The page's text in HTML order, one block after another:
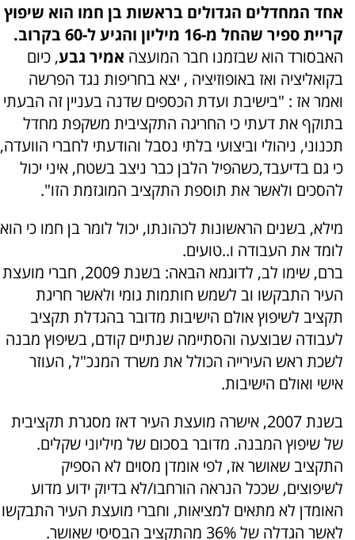
אחד המחדלים הגדולים בראשות בן חמו הוא שיפוץ
קריית ספיר שהחל מ-16 מיליון והגיע ל-60 בקרוב.
האבסורד הוא שבזמנו חבר המועצה אמיר גבע, כיום
בקואליציה ואז באופוזיציה , יצא בחריפות נגד הפרשה
ואמר אז : "בישיבת ועדת הכספים שדנה בעניין זה הבעתי
בתוקף את דעתי כי החריגה התקציבית משקפת מחדל
תכנוני, ניהולי וביצועי בלתי נסבל והודעתי לחברי הוועדה,
כי גם בדיעבד,כשהפיל הלבן כבר ניצב בשטח, איני יכול
להסכים ולאשר את תוספת התקציב המוגזמת הזו".
מילא, בשנים הראשונות לכהונתו, יכול לומר בן חמו כי הוא
לומד את העבודה ו..טועים.
ברם, שימו לב, לדוגמא הבאה: בשנת 2009, חברי מועצת
העיר התבקשו וב לשמש חותמות גומי ולאשר חריגת
תקציב לשיפוץ אולם הישיבות מדובר בהגדלת תקציב
לעבודה שבוצעה והסתיימה שנתיים קודם, בשיפוץ מבנה
לשכת ראש העירייה הכולל את משרד המנכ"ל, העוזר
אישי ואולם הישיבות.
בשנת 2007, אישרה מועצת העיר דאז מסגרת תקציבית
של שיפוץ המבנה. מדובר בסכום של מיליוני שקלים.
התקציב שאושר אז, לפי אומדן מסוים לא הספיק
לשיפוצים, שככל הנראה הורחבו/לא בדיוק ידוע מדוע
האומדן לא מתאים למציאות, וחברי מועצת העיר התבקשו
לאשר הגדלה של 36% מהתקציב הבסיסי שאושר.